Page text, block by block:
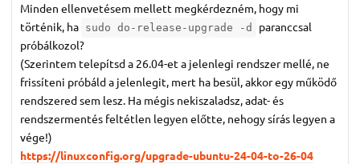
Minden ellenvetésem mellett megkérdezném, hogy mi
történik, ha sudo do-release-upgrade -d
paranccsal
próbálkozol?
(Szerintem telepítsd a 26.04-et a jelenlegi rendszer mellé, ne
frissíteni próbáld a jelenlegit, mert ha besül, akkor egy működő
rendszered sem lesz. Ha mégis nekiszaladsz, adat- és
rendszermentés feltétlen legyen előtte, nehogy sírás legyen a
vége!)
https://linuxconfig.org/upgrade-ubuntu-24-04-to-26-04